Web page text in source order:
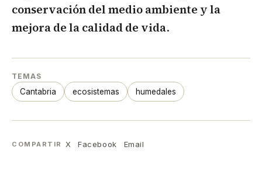
conservación del medio ambiente y la
mejora de la calidad de vida.
TEMAS
Cantabria ecosistemas humedales
COMPARTIR X Facebook Email